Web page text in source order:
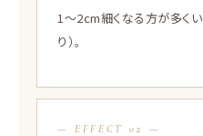
1〜2cm細くなる方が多く
り）。
— EFFECT 02 —